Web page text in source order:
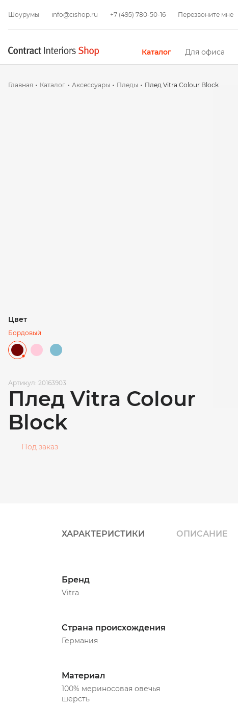
Шоурумы info@cishop.ru +7 (495) 780-50-16 Перезвоните мне
Каталог Для офиса
Главная Каталог Аксессуары Пледы Плед Vitra Colour Block
Цвет
Бордовый
Артикул: 20163903
Плед Vitra Colour
Block
Под заказ
ХАРАКТЕРИСТИКИ ОПИСАНИЕ
Бренд
Vitra
Страна происхождения
Германия
Материал
100% мериносовая овечья
шерсть